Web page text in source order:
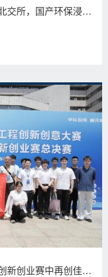
交所，国产环保浸…
新创业赛中再创佳…